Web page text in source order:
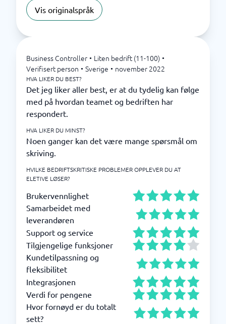
Vis originalspråk
Business Controller • Liten bedrift (11-100) •
Verifisert person • Sverige • november 2022
HVA LIKER DU BEST?
Det jeg liker aller best, er at du tydelig kan følge
med på hvordan teamet og bedriften har
respondert.
HVA LIKER DU MINST?
Noen ganger kan det være mange spørsmål om
skriving.
HVILKE BEDRIFTSKRITISKE PROBLEMER OPPLEVER DU AT
ELETIVE LØSER?
Brukervennlighet
Samarbeidet med
leverandøren
Support og service
Tilgjengelige funksjoner
Kundetilpassning og
fleksibilitet
Integrasjonen
Verdi for pengene
Hvor fornøyd er du totalt
sett?